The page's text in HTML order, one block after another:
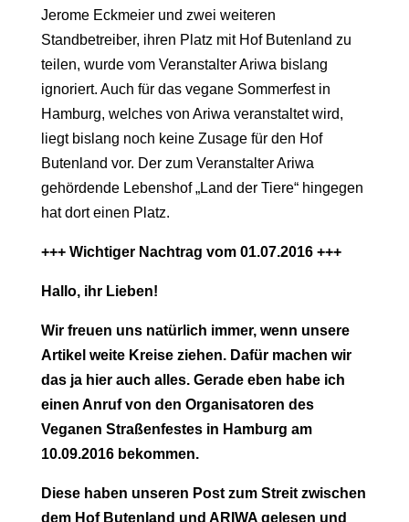
Jerome Eckmeier und zwei weiteren
Standbetreiber, ihren Platz mit Hof Butenland zu
teilen, wurde vom Veranstalter Ariwa bislang
ignoriert. Auch für das vegane Sommerfest in
Hamburg, welches von Ariwa veranstaltet wird,
liegt bislang noch keine Zusage für den Hof
Butenland vor. Der zum Veranstalter Ariwa
gehördende Lebenshof „Land der Tiere“ hingegen
hat dort einen Platz.
+++ Wichtiger Nachtrag vom 01.07.2016 +++
Hallo, ihr Lieben!
Wir freuen uns natürlich immer, wenn unsere
Artikel weite Kreise ziehen. Dafür machen wir
das ja hier auch alles. Gerade eben habe ich
einen Anruf von den Organisatoren des
Veganen Straßenfestes in Hamburg am
10.09.2016 bekommen.
Diese haben unseren Post zum Streit zwischen
dem Hof Butenland und ARIWA gelesen und